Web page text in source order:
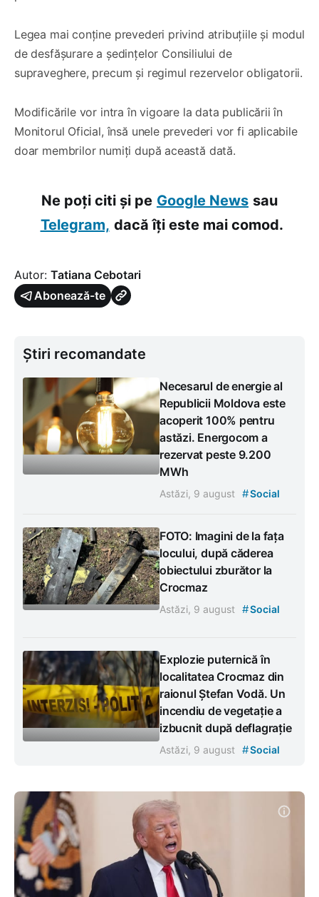
Legea mai conține prevederi privind atribuțiile și modul
de desfășurare a ședințelor Consiliului de
supraveghere, precum și regimul rezervelor obligatorii.
Modificările vor intra în vigoare la data publicării în
Monitorul Oficial, însă unele prevederi vor fi aplicabile
doar membrilor numiți după această dată.
Ne poți citi și pe Google News sau
Telegram, dacă îți este mai comod.
Autor: Tatiana Cebotari
Abonează-te
Știri recomandate
Necesarul de energie al
Republicii Moldova este
acoperit 100% pentru
astăzi. Energocom a
rezervat peste 9.200
MWh
Astăzi, 9 august #Social
FOTO: Imagini de la fața
locului, după căderea
obiectului zburător la
Crocmaz
Astăzi, 9 august #Social
Explozie puternică în
localitatea Crocmaz din
raionul Ștefan Vodă. Un
incendiu de vegetație a
izbucnit după deflagrație
Astăzi, 9 august #Social